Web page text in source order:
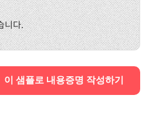
니다.
이 샘플로 내용증명 작성하기